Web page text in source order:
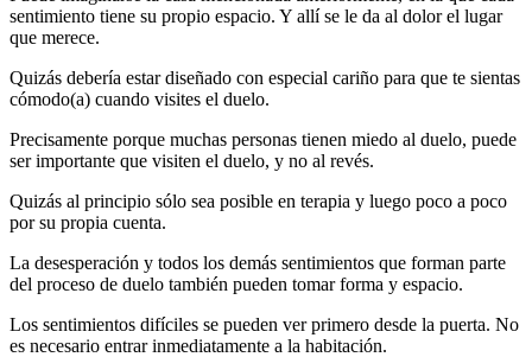
sentimiento tiene su propio espacio. Y allí se le da al dolor el lugar
que merece.
Quizás debería estar diseñado con especial cariño para que te sientas
cómodo(a) cuando visites el duelo.
Precisamente porque muchas personas tienen miedo al duelo, puede
ser importante que visiten el duelo, y no al revés.
Quizás al principio sólo sea posible en terapia y luego poco a poco
por su propia cuenta.
La desesperación y todos los demás sentimientos que forman parte
del proceso de duelo también pueden tomar forma y espacio.
Los sentimientos difíciles se pueden ver primero desde la puerta. No
es necesario entrar inmediatamente a la habitación.